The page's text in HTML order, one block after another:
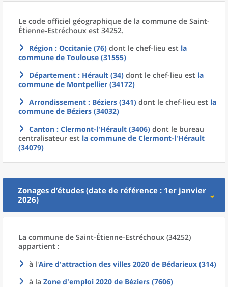
Le code officiel géographique de la commune de Saint-
Étienne-Estréchoux est 34252.
Région : Occitanie (76) dont le chef-lieu est la
commune de Toulouse (31555)
Département : Hérault (34) dont le chef-lieu est la
commune de Montpellier (34172)
Arrondissement : Béziers (341) dont le chef-lieu est la
commune de Béziers (34032)
Canton : Clermont-l'Hérault (3406) dont le bureau
centralisateur est la commune de Clermont-l'Hérault
(34079)
Zonages d’études (date de référence : 1er janvier
2026)
La commune de Saint-Étienne-Estréchoux (34252)
appartient :
à l'Aire d'attraction des villes 2020 de Bédarieux (314)
à la Zone d'emploi 2020 de Béziers (7606)